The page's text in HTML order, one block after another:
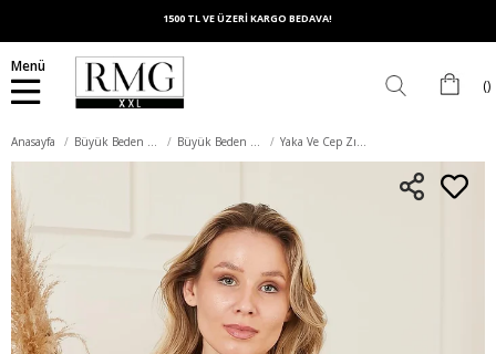
1500 TL VE ÜZERİ KARGO BEDAVA!
Menü
Anasayfa Büyük Beden Üst Giyim Büyük Beden Tişört Yaka Ve Cep Zımba Detaylı Büyük Beden Lacivert Tişört